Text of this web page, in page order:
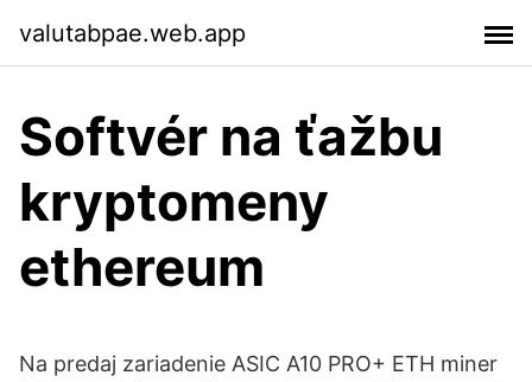
valutabpae.web.app
Softvér na ťažbu
kryptomeny
ethereum
Na predaj zariadenie ASIC A10 PRO+ ETH miner